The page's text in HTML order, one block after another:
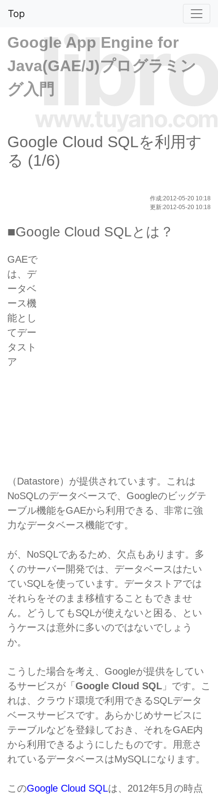
Top
libro
Google App Engine for
Java(GAE/J)プログラミン
グ入門
Google Cloud SQLを利用す
る (1/6)
作成:2012-05-20 10:18
更新:2012-05-20 10:18
■Google Cloud SQLとは？
GAEで
は、デ
ータベ
ース機
能とし
てデー
タスト
ア
（Datastore）が提供されています。これは
NoSQLのデータベースで、Googleのビッグテ
ーブル機能をGAEから利用できる、非常に強
力なデータベース機能です。
が、NoSQLであるため、欠点もあります。多
くのサーバー開発では、データベースはたい
ていSQLを使っています。データストアでは
それらをそのまま移植することもできませ
ん。どうしてもSQLが使えないと困る、とい
うケースは意外に多いのではないでしょう
か。
こうした場合を考え、Googleが提供をしてい
るサービスが「 Google Cloud SQL 」です。こ
れは、クラウド環境で利用できるSQLデータ
ベースサービスです。あらかじめサービスに
テーブルなどを登録しておき、それをGAE内
から利用できるようにしたものです。用意さ
れているデータベースはMySQLになります。
このGoogle Cloud SQLは、2012年5月の時点